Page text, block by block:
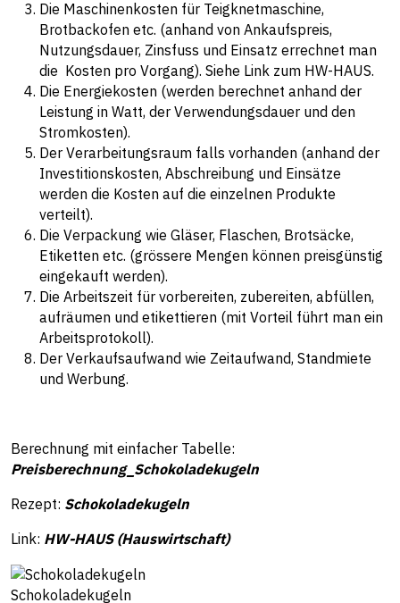
Die Maschinenkosten für Teigknetmaschine,
Brotbackofen etc. (anhand von Ankaufspreis,
Nutzungsdauer, Zinsfuss und Einsatz errechnet man
die Kosten pro Vorgang). Siehe Link zum HW-HAUS.
Die Energiekosten (werden berechnet anhand der
Leistung in Watt, der Verwendungsdauer und den
Stromkosten).
Der Verarbeitungsraum falls vorhanden (anhand der
Investitionskosten, Abschreibung und Einsätze
werden die Kosten auf die einzelnen Produkte
verteilt).
Die Verpackung wie Gläser, Flaschen, Brotsäcke,
Etiketten etc. (grössere Mengen können preisgünstig
eingekauft werden).
Die Arbeitszeit für vorbereiten, zubereiten, abfüllen,
aufräumen und etikettieren (mit Vorteil führt man ein
Arbeitsprotokoll).
Der Verkaufsaufwand wie Zeitaufwand, Standmiete
und Werbung.
Berechnung mit einfacher Tabelle:
Preisberechnung_Schokoladekugeln
Rezept: Schokoladekugeln
Link: HW-HAUS (Hauswirtschaft)
Schokoladekugeln